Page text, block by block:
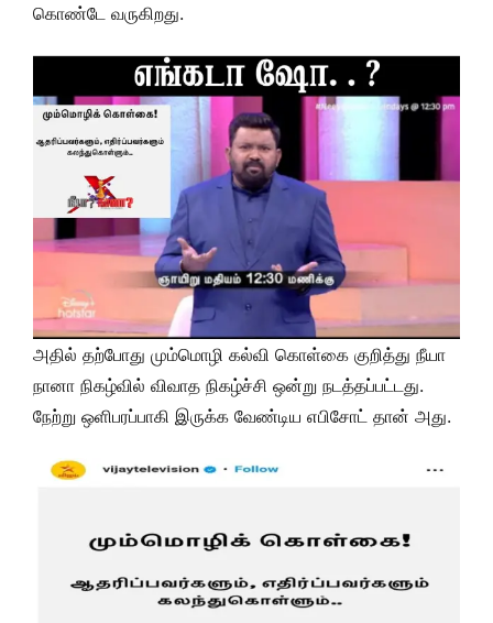
கொண்டே வருகிறது.
அதில் தற்போது மும்மொழி கல்வி கொள்கை குறித்து நீயா
நானா நிகழ்வில் விவாத நிகழ்ச்சி ஒன்று நடத்தப்பட்டது.
நேற்று ஒளிபரப்பாகி இருக்க வேண்டிய எபிசோட் தான் அது.